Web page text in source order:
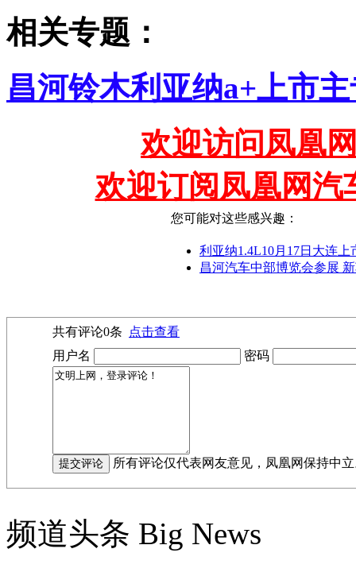
相关专题：
昌河铃木利亚纳a+上市
欢迎访问凤凰
欢迎订阅凤凰网汽
您可能对这些感兴趣：
利亚纳1.4L10月17日大连上
昌河汽车中部博览会参展
共有评论0条
点击查看
用户名
密码
所有评论仅代表网友意见，凤凰网保持中
频道头条 Big News